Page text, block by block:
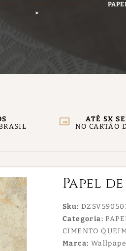
ATÉ 5X
NO CARTÃO
Papel de
Sku:
Categoria:
CIMENTO
Marca: